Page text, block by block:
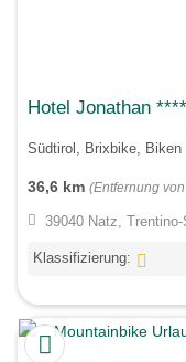
Hotel Jonathan ****
Südtirol, Brixbike, Biken
36,6 km (Entfernung
39040 Natz,
Klassifizierung: